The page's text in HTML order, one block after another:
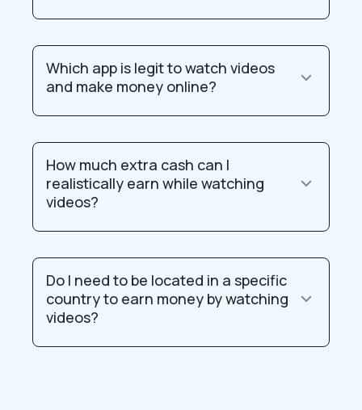
Which app is legit to watch videos
and make money online?
How much extra cash can I
realistically earn while watching
videos?
Do I need to be located in a specific
country to earn money by watching
videos?